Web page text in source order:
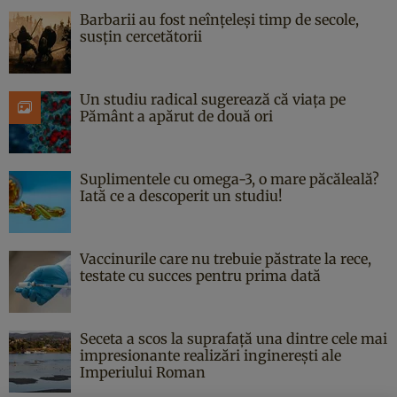
Barbarii au fost neînțeleși timp de secole,
susțin cercetătorii
Un studiu radical sugerează că viața pe
Pământ a apărut de două ori
Suplimentele cu omega-3, o mare păcăleală?
Iată ce a descoperit un studiu!
Vaccinurile care nu trebuie păstrate la rece,
testate cu succes pentru prima dată
Seceta a scos la suprafață una dintre cele mai
impresionante realizări inginerești ale
Imperiului Roman